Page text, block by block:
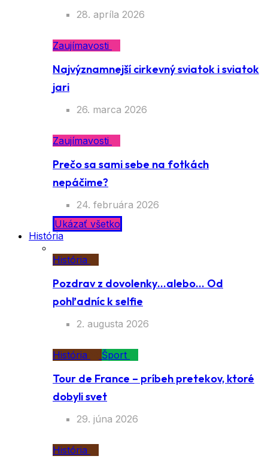
28. apríla 2026
Zaujímavosti
Najvýznamnejší cirkevný sviatok i sviatok
jari
26. marca 2026
Zaujímavosti
Prečo sa sami sebe na fotkách
nepáčime?
24. februára 2026
Ukázať všetko
História
História
Pozdrav z dovolenky…alebo… Od
pohľadníc k selfie
2. augusta 2026
História Šport
Tour de France – príbeh pretekov, ktoré
dobyli svet
29. júna 2026
História